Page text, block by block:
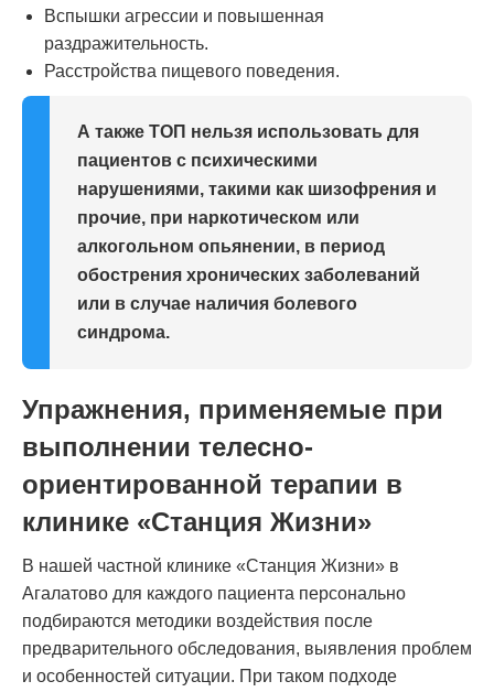
Вспышки агрессии и повышенная
раздражительность.
Расстройства пищевого поведения.
А также ТОП нельзя использовать для
пациентов с психическими
нарушениями, такими как шизофрения и
прочие, при наркотическом или
алкогольном опьянении, в период
обострения хронических заболеваний
или в случае наличия болевого
синдрома.
Упражнения, применяемые при
выполнении телесно-
ориентированной терапии в
клинике «Станция Жизни»
В нашей частной клинике «Станция Жизни» в
Агалатово для каждого пациента персонально
подбираются методики воздействия после
предварительного обследования, выявления проблем
и особенностей ситуации. При таком подходе